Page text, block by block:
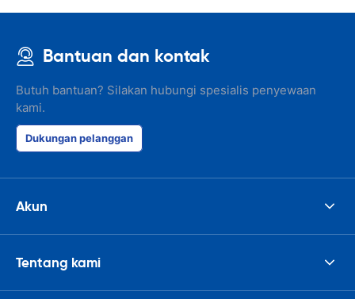
Bantuan dan kontak
Butuh bantuan? Silakan hubungi spesialis penyewaan
kami.
Dukungan pelanggan
Akun
Tentang kami